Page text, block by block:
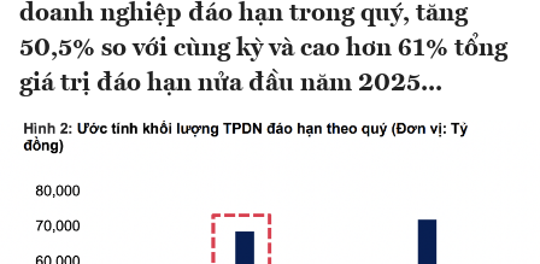
doanh nghiệp đáo hạn trong quý, tăng
50,5% so với cùng kỳ và cao hơn 61% tổng
giá trị đáo hạn nửa đầu năm 2025...